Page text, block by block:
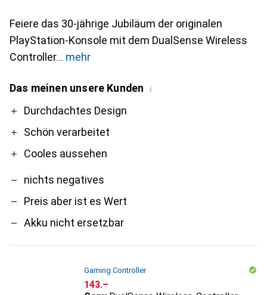
Feiere das 30-jährige Jubiläum der originalen
PlayStation-Konsole mit dem DualSense Wireless
Controller
mehr
Das meinen unsere Kunden i
ProDurchdachtes Design
Schön verarbeitet
Cooles aussehen
Contra
nichts negatives
Preis aber ist es Wert
Akku nicht ersetzbar
Gaming Controller
CHF
143.–